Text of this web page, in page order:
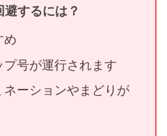
するには？
め
号が運行されます
ーションやまどりが